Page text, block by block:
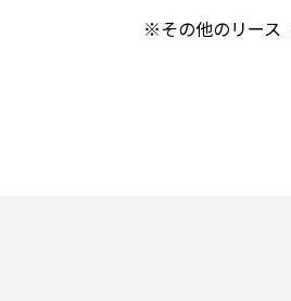
※その他のリース